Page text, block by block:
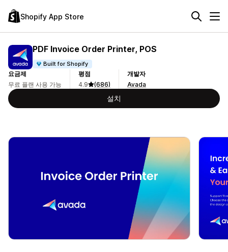
Shopify App Store
PDF Invoice Order Printer, POS
Built for Shopify
요금제
무료 플랜 사용 가능
평점
4.9
(686)
개발자
Avada
설치